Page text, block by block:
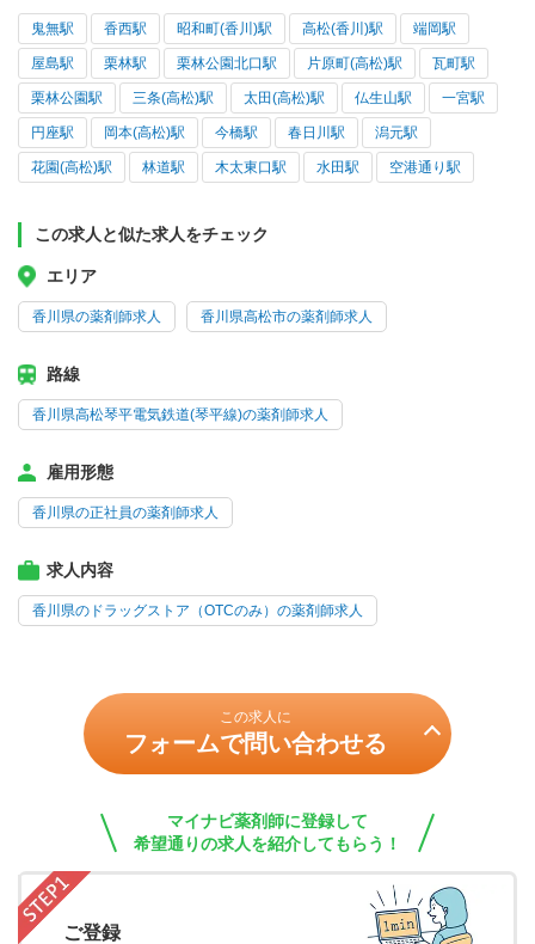
鬼無駅 香西駅 昭和町(香川)駅 高松(香川)駅 端岡駅
屋島駅 栗林駅 栗林公園北口駅 片原町(高松)駅 瓦町駅
栗林公園駅 三条(高松)駅 太田(高松)駅 仏生山駅 一宮駅
円座駅 岡本(高松)駅 今橋駅 春日川駅 潟元駅
花園(高松)駅 林道駅 木太東口駅 水田駅 空港通り駅
この求人と似た求人をチェック
エリア
香川県の薬剤師求人 香川県高松市の薬剤師求人
路線
香川県高松琴平電気鉄道(琴平線)の薬剤師求人
雇用形態
香川県の正社員の薬剤師求人
求人内容
香川県のドラッグストア（OTCのみ）の薬剤師求人
この求人に
フォームで問い合わせる
マイナビ薬剤師に登録して
希望通りの求人を紹介してもらう！
ご登録